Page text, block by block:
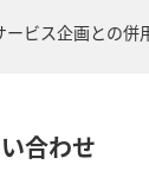
ビス企画との併
合わせ